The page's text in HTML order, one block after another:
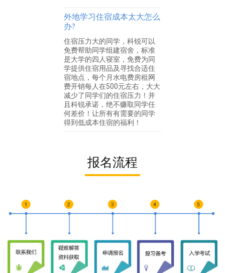
外地学习住宿成本太大怎么
办?
住宿压力大的同学，科锐可以
免费帮助同学组建宿舍，标准
是大学的四人寝室，免费为同
学提供住宿用品及寻找合适住
宿地点，每个月水电费房租网
费开销每人在500元左右，大大
减少了同学们的住宿压力！并
且科锐承诺，绝不赚取同学任
何差价！让所有有需要的同学
得到低成本住宿的福利！
报名流程